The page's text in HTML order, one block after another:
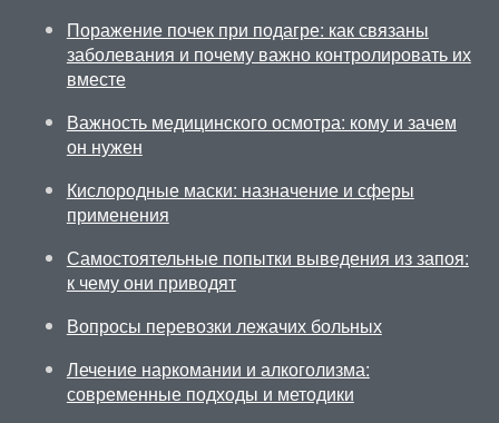
Поражение почек при подагре: как связаны
заболевания и почему важно контролировать их
вместе
Важность медицинского осмотра: кому и зачем
он нужен
Кислородные маски: назначение и сферы
применения
Самостоятельные попытки выведения из запоя:
к чему они приводят
Вопросы перевозки лежачих больных
Лечение наркомании и алкоголизма:
современные подходы и методики